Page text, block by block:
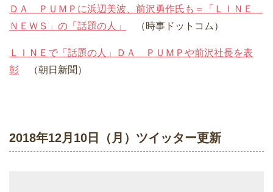
ＤＡ ＰＵＭＰに浜辺美波、前沢勇作氏も＝「ＬＩＮＥ
ＮＥＷＳ」の「話題の人」
（時事ドットコム）
ＬＩＮＥで「話題の人」ＤＡ ＰＵＭＰや前沢社長を表
彰 （朝日新聞）
2018年12月10日（月）ツイッター更新